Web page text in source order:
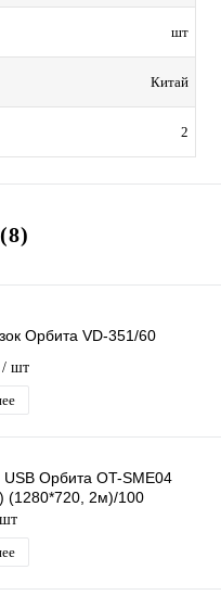
шт
Китай
2
Орбита VD-351/60
/ шт
USB Орбита OT-SME04
(1280*720, 2м)/100